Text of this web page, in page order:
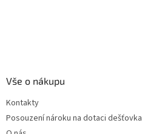
Vše o nákupu
Kontakty
Posouzení nároku na dotaci dešťovka